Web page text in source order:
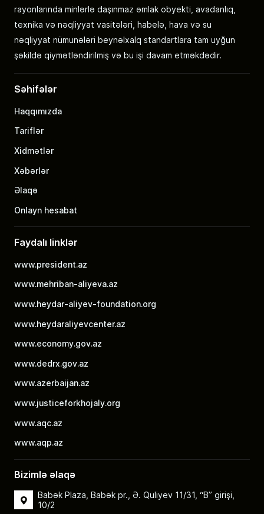
rayonlarında minlərlə daşınmaz əmlak obyekti, avadanlıq,
texnika və nəqliyyat vasitələri, habelə, hava və su
nəqliyyat nümunələri beynəlxalq standartlara tam uyğun
şəkildə qiymətləndirilmiş və bu işi davam etməkdədir.
Səhifələr
Haqqımızda
Tariflər
Xidmətlər
Xəbərlər
Əlaqə
Onlayn hesabat
Faydalı linklər
www.president.az
www.mehriban-aliyeva.az
www.heydar-aliyev-foundation.org
www.heydaraliyevcenter.az
www.economy.gov.az
www.dedrx.gov.az
www.azerbaijan.az
www.justiceforkhojaly.org
www.aqc.az
www.aqp.az
Bizimlə əlaqə
Babək Plaza, Babək pr., Ə. Quliyev 11/31, “B” girişi,
10/2